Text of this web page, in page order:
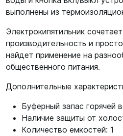
выполнены из
Электрокипятильник
производительность и
найдет применение на
общественного питания.
Дополнительные
Буферный запас горячей
Наличие защиты от
Количество емкостей: 1